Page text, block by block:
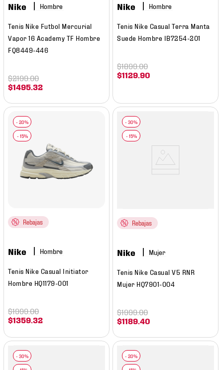
Nike Hombre
Tenis Nike Futbol Mercurial
Vapor 16 Academy TF Hombre
FQ8449-446
$1495 .32
$2199.00
Nike Hombre
Tenis Nike Casual Terra Manta
Suede Hombre IB7254-201
$1129 .90
$1899.00
Rebajas
Nike Hombre
Tenis Nike Casual Initiator
Hombre HQ1179-001
$1359 .32
$1999.00
Rebajas
Nike Mujer
Tenis Nike Casual V5 RNR
Mujer HQ7901-004
$1189 .40
$1999.00